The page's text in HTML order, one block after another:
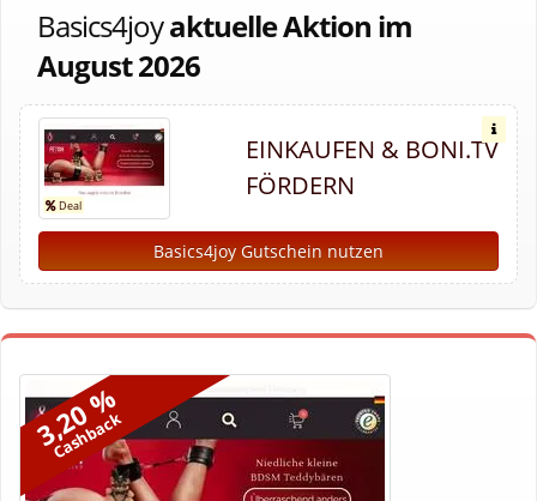
Basics4joyaktuelle Aktion im
August 2026
EINKAUFEN & BONI.TV
FÖRDERN
Basics4joy Gutschein nutzen
3,20 %
Cashback